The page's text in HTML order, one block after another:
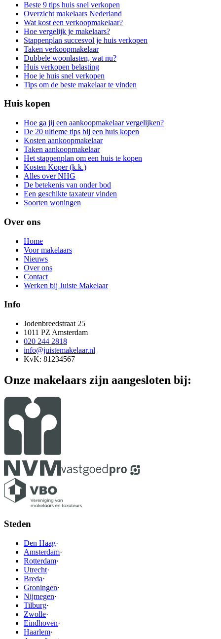
Beste 9 tips huis snel verkopen
Overzicht makelaars Nederland
Wat kost een verkoopmakelaar?
Hoe vergelijk je makelaars?
Stappenplan succesvol je huis verkopen
Taken verkoopmakelaar
Dubbele woonlasten, wat nu?
Huis verkopen belasting
Hoe je huis snel verkopen
Tips om de beste makelaar te vinden
Huis kopen
Hoe ga jij een aankoopmakelaar vergelijken?
De 20 ultieme tips bij een huis kopen
Kosten aankoopmakelaar
Taken aankoopmakelaar
Het stappenplan om een huis te kopen
Kosten Koper (k.k.)
Alles over NHG
De betekenis van onder bod
Een geschikte taxateur vinden
Soorten woningen
Over ons
Home
Voor makelaars
Nieuws
Over ons
Contact
Werken bij Juiste Makelaar
Info
Jodenbreedstraat 25
1011 PZ Amsterdam
020 244 2818
info@juistemakelaar.nl
KvK: 81234567
Onze makelaars zijn aangesloten bij:
Steden
Den Haag·
Amsterdam·
Rotterdam·
Utrecht·
Breda·
Groningen·
Nijmegen·
Tilburg·
Zwolle·
Eindhoven·
Haarlem·